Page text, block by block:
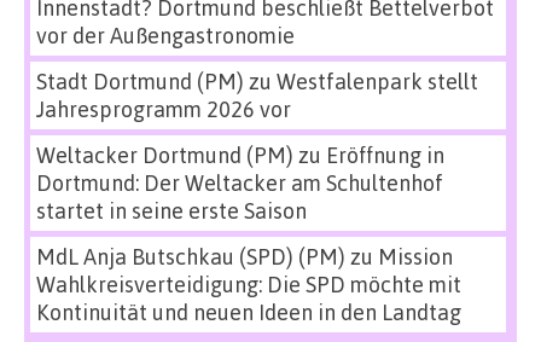
Innenstadt? Dortmund beschließt Bettelverbot
vor der Außengastronomie
Stadt Dortmund (PM) zu Westfalenpark stellt
Jahresprogramm 2026 vor
Weltacker Dortmund (PM) zu Eröffnung in
Dortmund: Der Weltacker am Schultenhof
startet in seine erste Saison
MdL Anja Butschkau (SPD) (PM) zu Mission
Wahlkreisverteidigung: Die SPD möchte mit
Kontinuität und neuen Ideen in den Landtag